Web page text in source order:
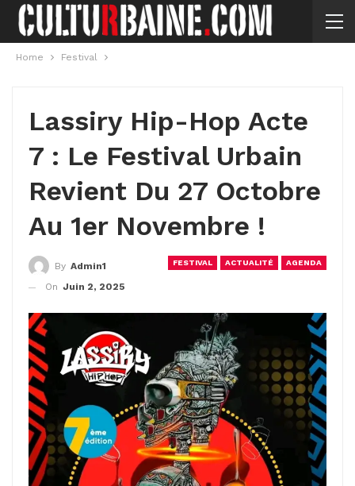
Home Festival
Lassiry Hip-Hop Acte
7 : Le Festival Urbain
Revient Du 27 Octobre
Au 1er Novembre !
FESTIVAL ACTUALITÉ AGENDA
By Admin1
On Juin 2, 2025